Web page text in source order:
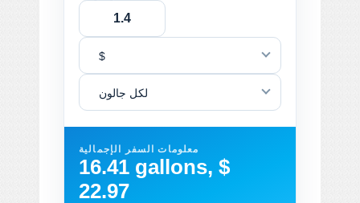
$
لكل جالون
معلومات السفر الإجمالية
16.41 gallons, $
22.97